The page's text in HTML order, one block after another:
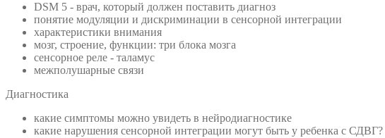
DSM 5 - врач, который должен поставить диагноз
понятие модуляции и дискриминации в сенсорной интеграции
характеристики внимания
мозг, строение, функции: три блока мозга
сенсорное реле - таламус
межполушарные связи
Диагностика
какие симптомы можно увидеть в нейродиагностике
какие нарушения сенсорной интеграции могут быть у ребенка с СДВГ?